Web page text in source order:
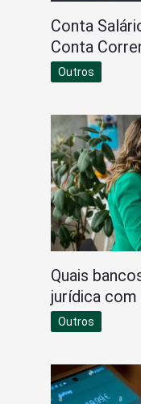
Conta
Conta
Outros
Quais
jurídica
Outros